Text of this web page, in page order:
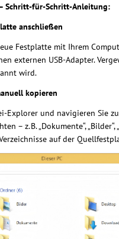
Schritt-für-Schritt-Anleitung:
anschließen
Festplatte mit Ihrem
externen USB-Adapter.
wird.
kopieren
Explorer und navigieren Sie
– z. B. „Dokumente“, „Bilder“,
auf der